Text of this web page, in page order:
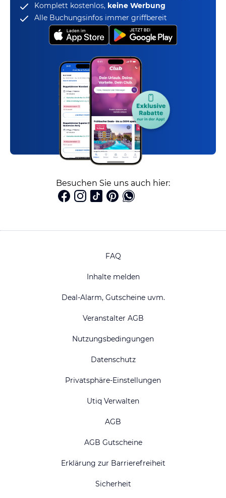
Komplett kostenlos, keine Werbung
Alle Buchungsinfos immer griffbereit
Besuchen Sie uns auch hier:
FAQ
Inhalte melden
Deal-Alarm, Gutscheine uvm.
Veranstalter AGB
Nutzungsbedingungen
Datenschutz
Privatsphäre-Einstellungen
Utiq Verwalten
AGB
AGB Gutscheine
Erklärung zur Barrierefreiheit
Sicherheit